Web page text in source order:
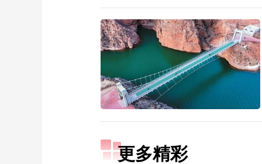
更多精彩